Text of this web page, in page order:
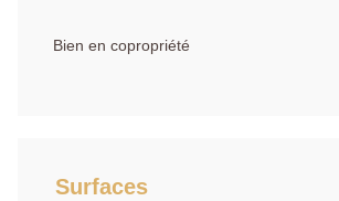
Bien en copropriété
Surfaces